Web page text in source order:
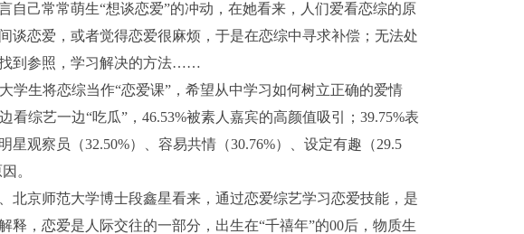
自己常常萌生“想谈恋爱”的冲动，在她看来，人们爱看恋综的原
谈恋爱，或者觉得恋爱很麻烦，于是在恋综中寻求补偿；无法处
到参照，学习解决的方法……
生将恋综当作“恋爱课”，希望从中学习如何树立正确的爱情
看综艺一边“吃瓜”，46.53%被素人嘉宾的高颜值吸引；39.75%表
观察员（32.50%）、容易共情（30.76%）、设定有趣（29.5
。
京师范大学博士段鑫星看来，通过恋爱综艺学习恋爱技能，是
释，恋爱是人际交往的一部分，出生在“千禧年”的00后，物质生